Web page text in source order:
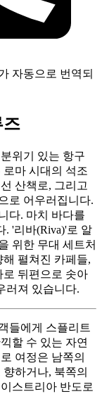
자동으로 번역되
즈
위기 있는 항구
마 시대의 석조
산책로, 그리고
로 어우러집니다.
다. 마치 바다를
. '리바(Riva)'로 알
위한 무대 세트처
펼쳐진 카페들,
로 뒤편으로 솟아
러져 있습니다.
들에게 스플리트
할 수 있는 자연
여정은 남쪽의
하거나, 북쪽의
스트리아 반도로